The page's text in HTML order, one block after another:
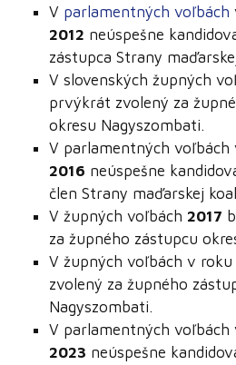
V parlamentných voľbách
2012 neúspešne
zástupca Strany
V slovenských župných
prvýkrát zvolený za
okresu Nagyszombati.
V parlamentných voľbách
2016 neúspešne
člen Strany maďarskej
V župných voľbách 2017
za župného zástupcu
V župných voľbách v roku
zvolený za župného
Nagyszombati.
V parlamentných voľbách
2023 neúspešne